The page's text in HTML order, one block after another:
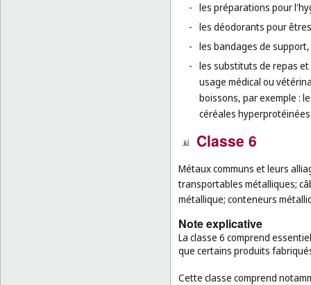
- les préparations pour
- les déodorants pour
- les bandages de
- les substituts de repas
usage médical ou
boissons, par exemple :
céréales
Classe 6
Métaux communs et leurs
transportables métalliques;
métallique; conteneurs
Note explicative
La classe 6 comprend
que certains produits
Cette classe comprend